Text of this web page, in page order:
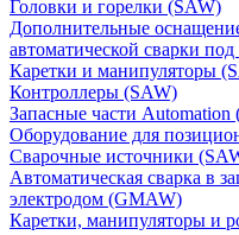
Головки и горелки (SAW)
Дополнительные
автоматической сварки
Каретки и манипуляторы
Контроллеры (SAW)
Запасные части Automation
Оборудование для
Сварочные источники
Автоматическая сварка в
электродом (GMAW)
Каретки, манипуляторы и